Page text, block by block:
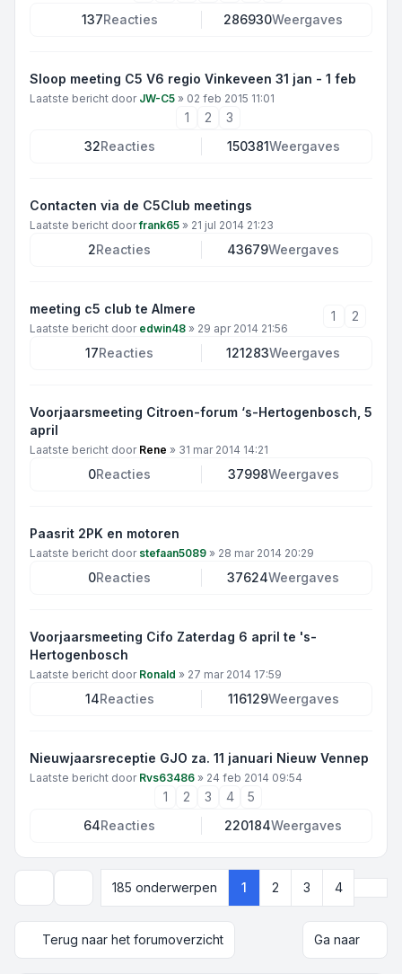
137Reacties 286930Weergaves
Sloop meeting C5 V6 regio Vinkeveen 31 jan - 1 feb
Laatste bericht door JW-C5 » 02 feb 2015 11:01
1 2
3
32Reacties 150381Weergaves
Contacten via de C5Club meetings
Laatste bericht doorfrank65 » 21 jul 2014 21:23
2Reacties 43679Weergaves
meeting c5 club te Almere
Laatste bericht door edwin48 » 29 apr 2014 21:56
1 2
17Reacties 121283Weergaves
Voorjaarsmeeting Citroen-forum ‘s-Hertogenbosch, 5
april
Laatste bericht door Rene » 31 mar 2014 14:21
0Reacties 37998Weergaves
Paasrit 2PK en motoren
Laatste bericht door stefaan5089 » 28 mar 2014 20:29
0Reacties 37624Weergaves
Voorjaarsmeeting Cifo Zaterdag 6 april te 's-
Hertogenbosch
Laatste bericht door Ronald » 27 mar 2014 17:59
14Reacties 116129Weergaves
Nieuwjaarsreceptie GJO za. 11 januari Nieuw Vennep
Laatste bericht door Rvs63486 » 24 feb 2014 09:54
1 2 3 4
5
64Reacties 220184Weergaves
Weergave- en sorteeropties
185 onderwerpen 1 2 3 4
Terug naar het forumoverzicht Ga naar